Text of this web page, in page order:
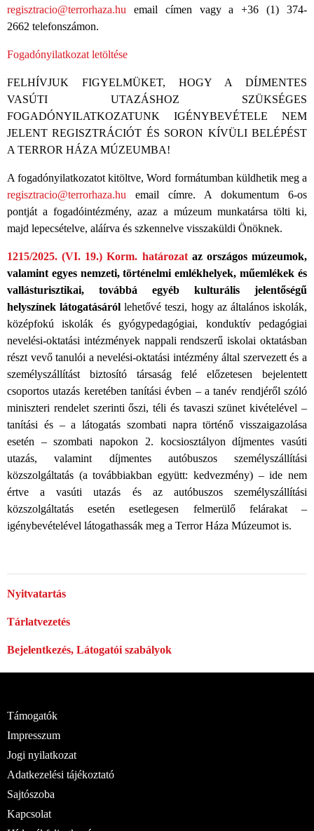
regisztracio@terrorhaza.hu email címen vagy a +36 (1) 374-
2662 telefonszámon.
Fogadónyilatkozat letöltése
FELHÍVJUK FIGYELMÜKET, HOGY A DÍJMENTES
VASÚTI UTAZÁSHOZ SZÜKSÉGES
FOGADÓNYILATKOZATUNK IGÉNYBEVÉTELE NEM
JELENT REGISZTRÁCIÓT ÉS SORON KÍVÜLI BELÉPÉST
A TERROR HÁZA MÚZEUMBA!
A fogadónyilatkozatot kitöltve, Word formátumban küldhetik meg a
regisztracio@terrorhaza.hu email címre. A dokumentum 6-os
pontját a fogadóintézmény, azaz a múzeum munkatársa tölti ki,
majd lepecsételve, aláírva és szkennelve visszaküldi Önöknek.
1215/2025. (VI. 19.) Korm. határozat az országos múzeumok,
valamint egyes nemzeti, történelmi emlékhelyek, műemlékek és
vallásturisztikai, továbbá egyéb kulturális jelentőségű
helyszínek látogatásáról lehetővé teszi, hogy az általános iskolák,
középfokú iskolák és gyógypedagógiai, konduktív pedagógiai
nevelési-oktatási intézmények nappali rendszerű iskolai oktatásban
részt vevő tanulói a nevelési-oktatási intézmény által szervezett és a
személyszállítást biztosító társaság felé előzetesen bejelentett
csoportos utazás keretében tanítási évben – a tanév rendjéről szóló
miniszteri rendelet szerinti őszi, téli és tavaszi szünet kivételével –
tanítási és – a látogatás szombati napra történő visszaigazolása
esetén – szombati napokon 2. kocsiosztályon díjmentes vasúti
utazás, valamint díjmentes autóbuszos személyszállítási
közszolgáltatás (a továbbiakban együtt: kedvezmény) – ide nem
értve a vasúti utazás és az autóbuszos személyszállítási
közszolgáltatás esetén esetlegesen felmerülő felárakat –
igénybevételével látogathassák meg a Terror Háza Múzeumot is.
Nyitvatartás
Tárlatvezetés
Bejelentkezés, Látogatói szabályok
Támogatók
Impresszum
Jogi nyilatkozat
Adatkezelési tájékoztató
Sajtószoba
Kapcsolat